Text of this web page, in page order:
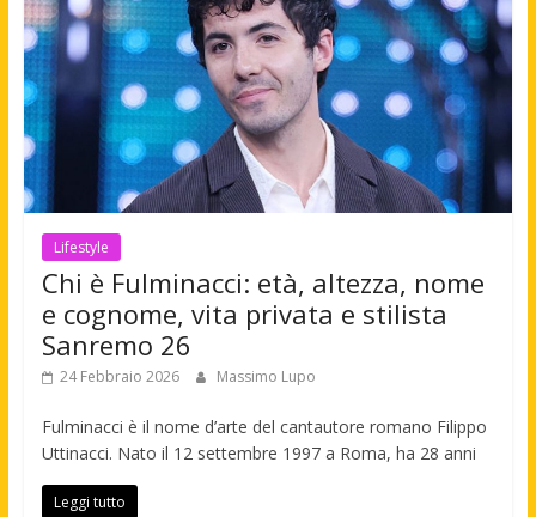
Lifestyle
Chi è Fulminacci: età, altezza, nome
e cognome, vita privata e stilista
Sanremo 26
24 Febbraio 2026 Massimo Lupo
Fulminacci è il nome d’arte del cantautore romano Filippo
Uttinacci. Nato il 12 settembre 1997 a Roma, ha 28 anni
Leggi tutto